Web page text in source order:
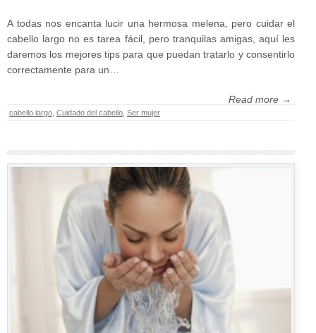
A todas nos encanta lucir una hermosa melena, pero cuidar el
cabello largo no es tarea fácil, pero tranquilas amigas, aquí les
daremos los mejores tips para que puedan tratarlo y consentirlo
correctamente para un…
Read more →
cabello largo Cuidado del cabello Ser mujer